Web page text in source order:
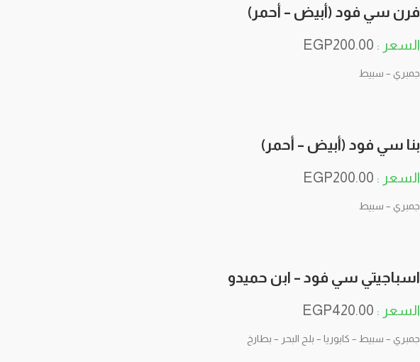
فرن سي فود (أبيض – أحمر)
EGP200.00
جمبري – سبيط
بنا سي فود (أبيض – أحمر)
EGP200.00
جمبري – سبيط
اسباجيتي سي فود – ابن حميدو
EGP420.00
جمبري – سبيط – كابوريا – بلح البحر – بطارخ